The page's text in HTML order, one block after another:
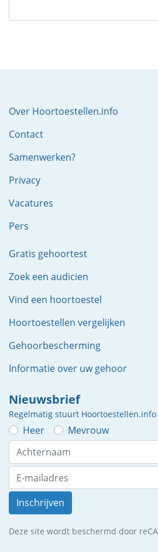
Over Hoortoestellen.info
Contact
Samenwerken?
Privacy
Vacatures
Pers
Gratis gehoortest
Zoek een audicien
Vind een hoortoestel
Hoortoestellen vergelijken
Gehoorbescherming
Informatie over uw gehoor
Nieuwsbrief
Regelmatig stuurt
Heer Mevrouw
Inschrijven
Deze site wordt beschermd door